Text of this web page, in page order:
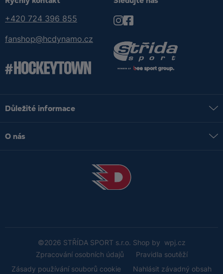
+420 724 396 855
fanshop@hcdynamo.cz
Důležité informace
O nás
©2026 STŘÍDA SPORT s.r.o. Shop by wpj.cz
Zpracování osobních údajů
Pravidla soutěží
Zásady používání souborů cookie
Nahlásit závadný obsah